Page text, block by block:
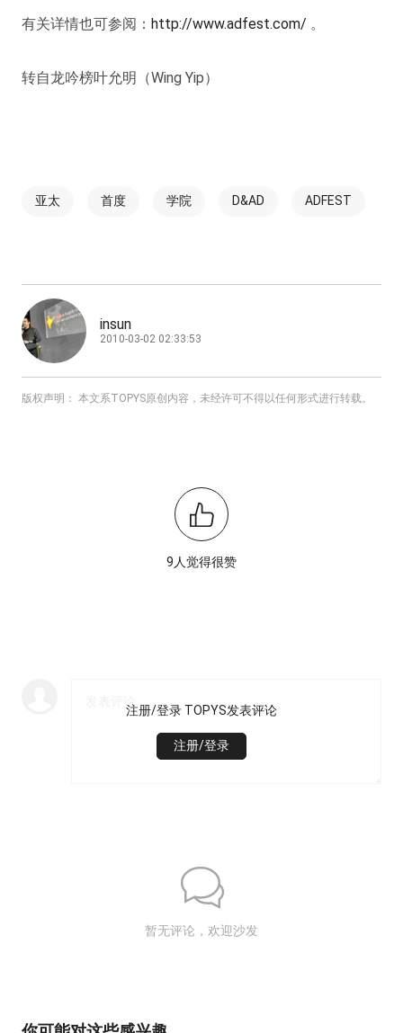
有关详情也可参阅： http://www.adfest.com/ 。
转自龙吟榜叶允明（Wing Yip）
亚太 首度 学院 D&AD ADFEST
insun
2010-03-02 02:33:53
版权声明： 本文系TOPYS原创内容，未经许可不得以任何形式进行转载。
9人觉得很赞
注册/登录 TOPYS发表评论
注册/登录
暂无评论，欢迎沙发